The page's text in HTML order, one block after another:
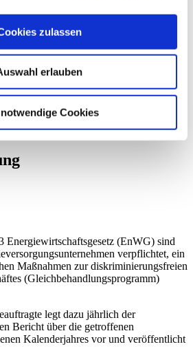
zulassen
erlauben
Cookies
Energiewirtschaftsgesetz (EnWG) sind
verpflichtet, ein
Maßnahmen zur diskriminierungsfreien
(Gleichbehandlungsprogramm)
legt dazu jährlich der
Bericht über die getroffenen
Kalenderjahres vor und veröffentlicht